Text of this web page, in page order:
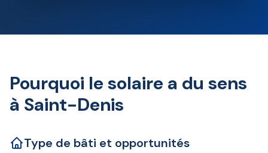
Pourquoi le solaire a du sens
à Saint-Denis
Type de bâti et opportunités